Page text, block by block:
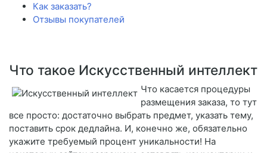
Как заказать?
Отзывы покупателей
Что такое Искусственный интеллект
Что касается процедуры
размещения заказа, то тут
все просто: достаточно выбрать предмет, указать тему,
поставить срок дедлайна. И, конечно же, обязательно
укажите требуемый процент уникальности! На